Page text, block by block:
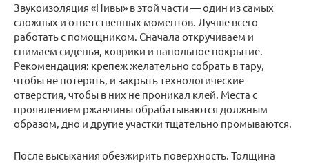
Звукоизоляция «Нивы» в этой части — один из самых
сложных и ответственных моментов. Лучше всего
работать с помощником. Сначала откручиваем и
снимаем сиденья, коврики и напольное покрытие.
Рекомендация: крепеж желательно собрать в тару,
чтобы не потерять, и закрыть технологические
отверстия, чтобы в них не проникал клей. Места с
проявлением ржавчины обрабатываются должным
образом, дно и другие участки тщательно промываются.
После высыхания обезжирить поверхность. Толщина